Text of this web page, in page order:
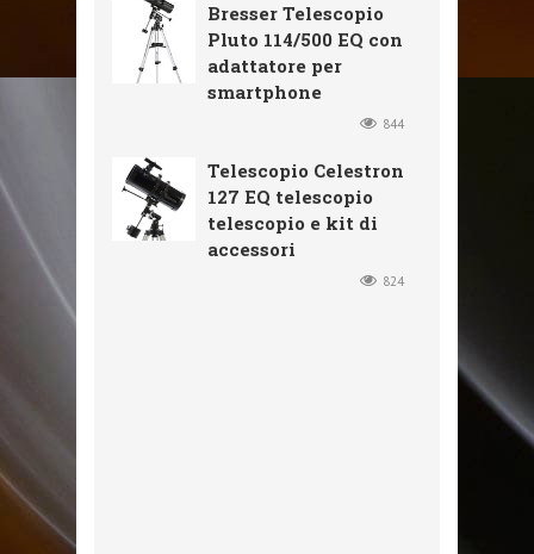
Bresser Telescopio
Pluto 114/500 EQ con
adattatore per
smartphone
844
Telescopio Celestron
127 EQ telescopio
telescopio e kit di
accessori
824